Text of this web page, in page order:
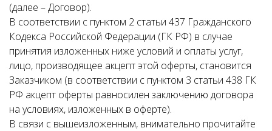
(далее – Договор).
В соответствии с пунктом 2 статьи 437 Гражданского
Кодекса Российской Федерации (ГК РФ) в случае
принятия изложенных ниже условий и оплаты услуг,
лицо, производящее акцепт этой оферты, становится
Заказчиком (в соответствии с пунктом 3 статьи 438 ГК
РФ акцепт оферты равносилен заключению договора
на условиях, изложенных в оферте).
В связи с вышеизложенным, внимательно прочитайте